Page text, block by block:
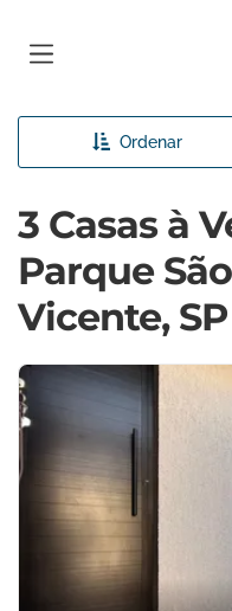
Ordenar
3 Casas à
Parque
Vicente, SP